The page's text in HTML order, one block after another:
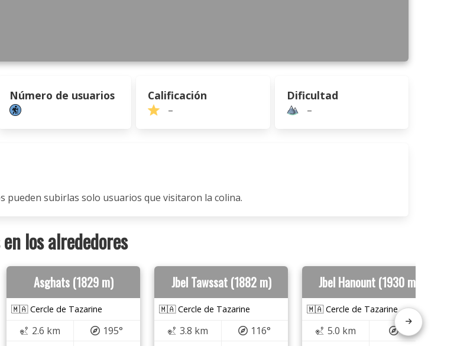
Número de usuarios Calificación
–
Dificultad
–
pueden subirlas solo usuarios que visitaron la colina.
los alrededores
Asghats (1829 m)
🇲🇦 Cercle de Tazarine
2.6 km
195°
Jbel Tawssat (1882 m)
🇲🇦 Cercle de Tazarine
3.8 km
116°
Jbel Hanount (1930 m)
🇲🇦 Cercle de Tazarine
5.0 km
36°